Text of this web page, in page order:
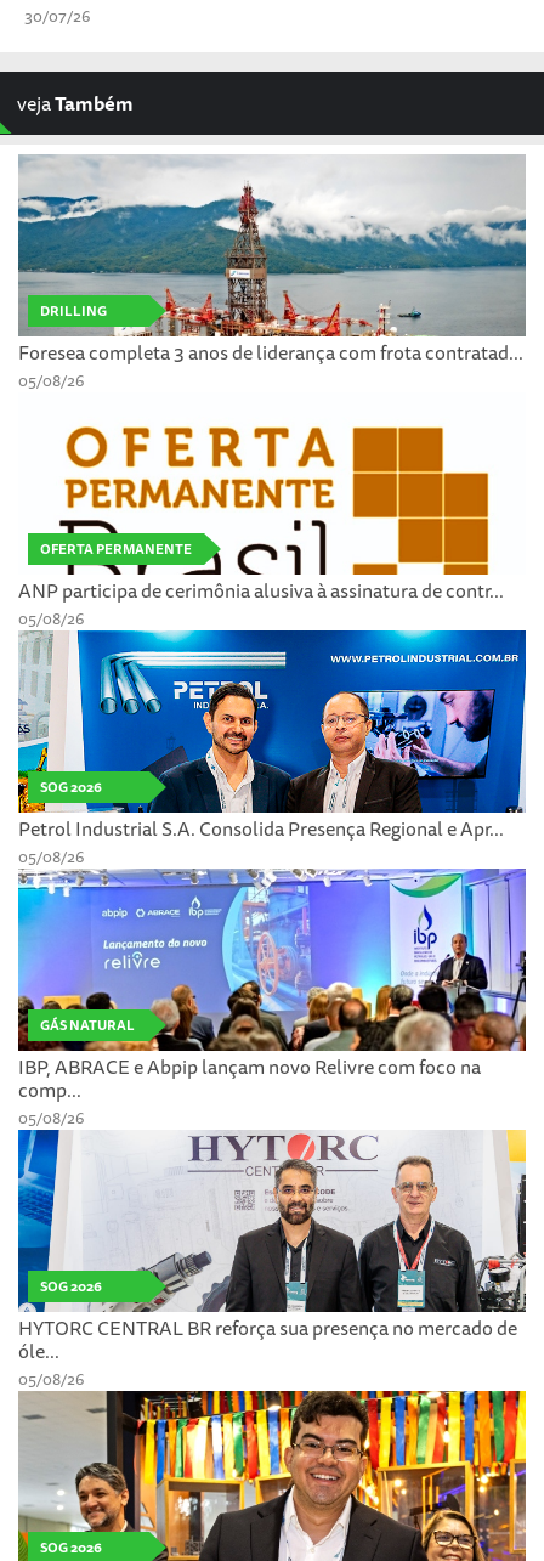
30/07/26
vejaTambém
DRILLING
Foresea completa 3 anos de liderança com frota contratad...
05/08/26
OFERTA PERMANENTE
ANP participa de cerimônia alusiva à assinatura de contr...
05/08/26
SOG 2026
Petrol Industrial S.A. Consolida Presença Regional e Apr...
05/08/26
GÁS NATURAL
IBP, ABRACE e Abpip lançam novo Relivre com foco na
comp...
05/08/26
SOG 2026
HYTORC CENTRAL BR reforça sua presença no mercado de
óle...
05/08/26
SOG 2026